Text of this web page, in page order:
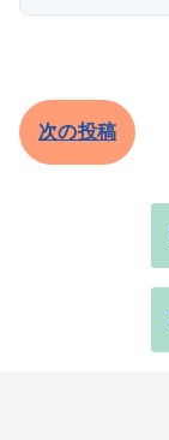
次の投稿